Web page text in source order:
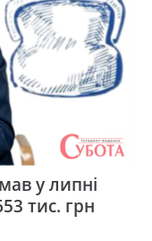
у липні
тис. грн